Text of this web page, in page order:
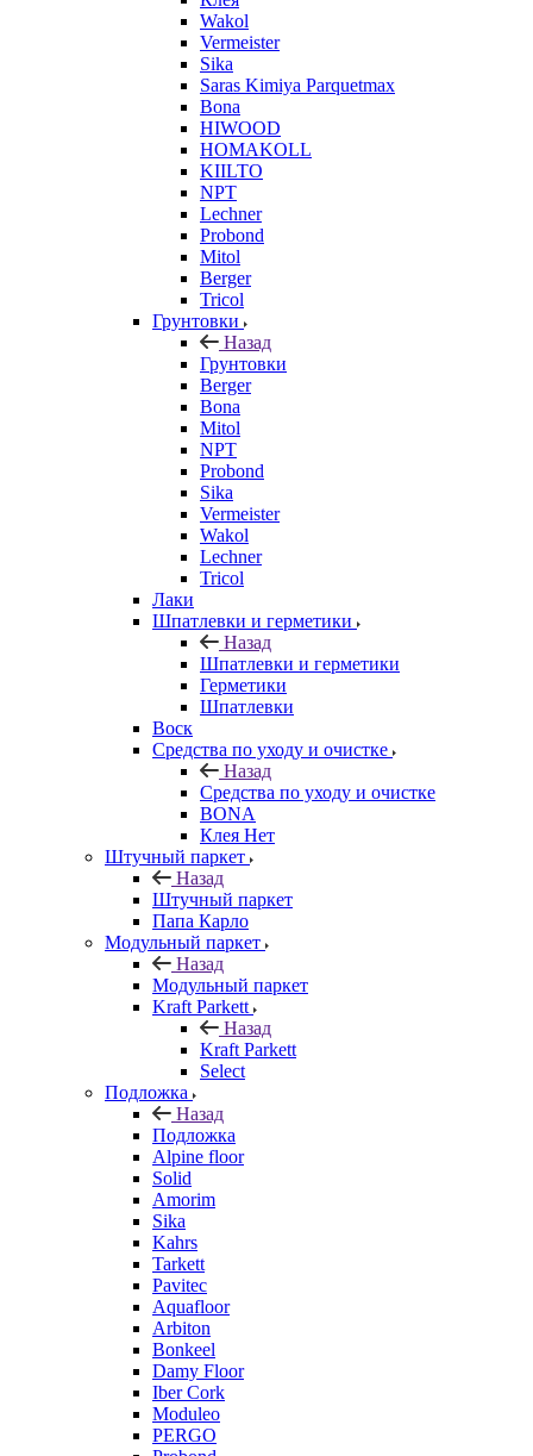
Wakol
Vermeister
Sika
Saras Kimiya Parquetmax
Bona
HIWOOD
HOMAKOLL
KIILTO
NPT
Lechner
Probond
Mitol
Berger
Tricol
Грунтовки
Назад
Грунтовки
Berger
Bona
Mitol
NPT
Probond
Sika
Vermeister
Wakol
Lechner
Tricol
Лаки
Шпатлевки и герметики
Назад
Шпатлевки и герметики
Герметики
Шпатлевки
Воск
Средства по уходу и очистке
Назад
Средства по уходу и очистке
BONA
Клея Нет
Штучный паркет
Назад
Штучный паркет
Папа Карло
Модульный паркет
Назад
Модульный паркет
Kraft Parkett
Назад
Kraft Parkett
Select
Подложка
Назад
Подложка
Alpine floor
Solid
Amorim
Sika
Kahrs
Tarkett
Pavitec
Aquafloor
Arbiton
Bonkeel
Damy Floor
Iber Cork
Moduleo
PERGO